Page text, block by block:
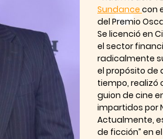
Sundance con
del Premio
Se licenció en
el sector
radicalmente
el propósito de
tiempo, realizó
guion de cine
impartidos por
Actualmente,
de ficción” en